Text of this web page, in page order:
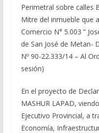
Perimetral sobre calles
Mitre del inmueble que
Comercio N° 5.003 ”
de San José de Metan-
Nº 90-22.333/14 – Al
sesión)
En el proyecto de
MASHUR LAPAD,
Ejecutivo Provincial, a
Economía,